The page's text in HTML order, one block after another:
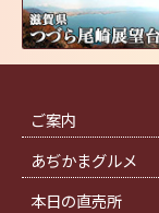
ご案内
あぢかまグルメ
本日の直売所